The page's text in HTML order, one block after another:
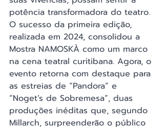
potência transformadora do teatro.
O sucesso da primeira edição,
realizada em 2024, consolidou a
Mostra NAMOSKÀ como um marco
na cena teatral curitibana. Agora, o
evento retorna com destaque para
as estreias de “Pandora” e
“Noget’s de Sobremesa”, duas
produções inéditas que, segundo
Millarch, surpreenderão o público